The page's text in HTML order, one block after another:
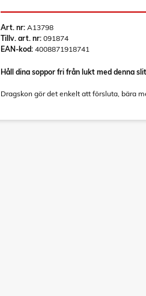
Art. nr: A13798
Tillv. art. nr: 091874
EAN-kod: 4008871918741
Håll dina soppor fri från lukt med denna
Dragskon gör det enkelt att försluta, bära